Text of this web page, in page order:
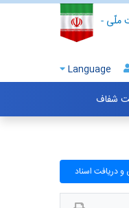
ملّی -
Language
شفاف
دریافت اسناد